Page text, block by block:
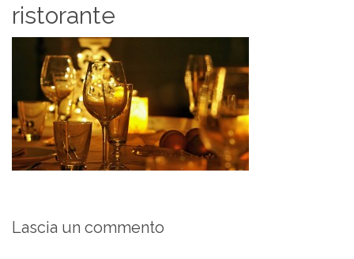
ristorante
Lascia un commento